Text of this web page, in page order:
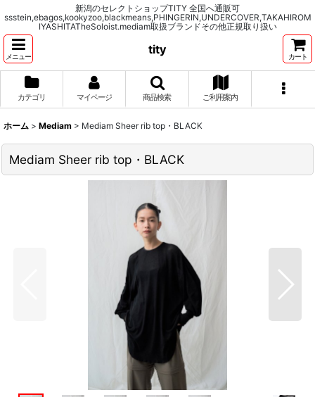
新潟のセレクトショップTITY 全国へ通販可
ssstein,ebagos,kookyzoo,blackmeans,PHINGERIN,UNDERCOVER,TAKAHIROM
IYASHITATheSoloist.mediam取扱ブランドその他正規取り扱い
メニュー
tity
カート
カテゴリ マイページ 商品検索 ご利用案内
ホーム > Mediam > Mediam Sheer rib top・BLACK
Mediam Sheer rib top・BLACK